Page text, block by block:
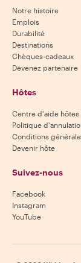
Notre histoire
Emplois
Durabilité
Destinations
Chèques-cadeaux
Devenez partenaire
Hôtes
Centre d'aide hôtes
Politique
Conditions
Devenir hôte
Suivez-nous
Facebook
Instagram
YouTube